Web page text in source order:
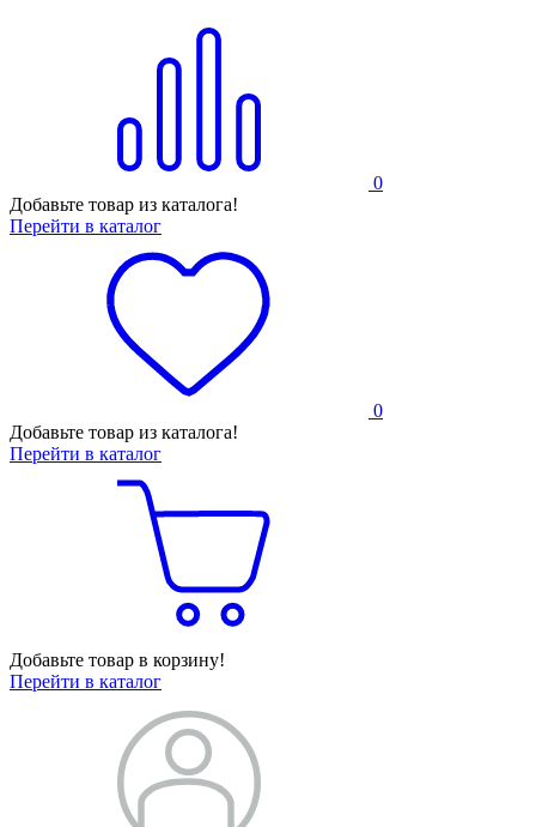
0
Добавьте товар из каталога!
Перейти в каталог
0
Добавьте товар из каталога!
Перейти в каталог
Добавьте товар в корзину!
Перейти в каталог